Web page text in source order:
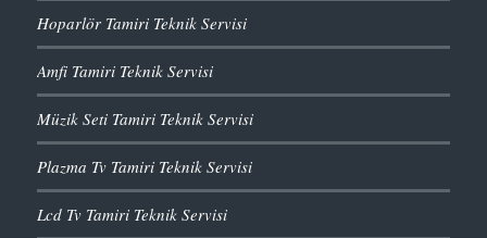
Hoparlör Tamiri Teknik Servisi
Amfi Tamiri Teknik Servisi
Müzik Seti Tamiri Teknik Servisi
Plazma Tv Tamiri Teknik Servisi
Lcd Tv Tamiri Teknik Servisi